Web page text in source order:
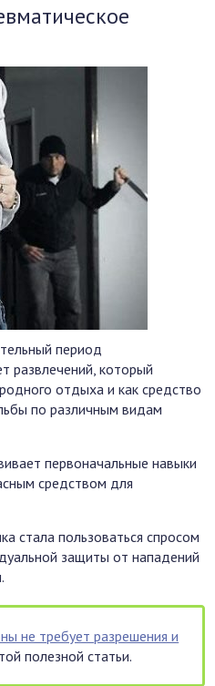
период
развлечений, который
отдыха и как средство
по различным видам
первоначальные навыки
средством для
стала пользоваться спросом
защиты от нападений
не требует разрешения и
полезной статьи.